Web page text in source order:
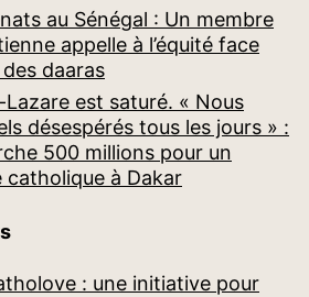
au Sénégal : Un membre
appelle à l’équité face
daaras
est saturé. « Nous
désespérés tous les jours » :
500 millions pour un
catholique à Dakar
: une initiative pour